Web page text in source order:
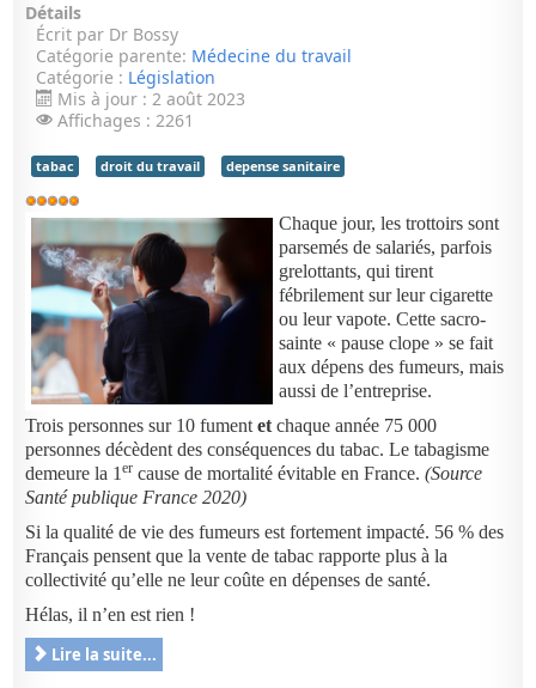
Détails
Écrit par Dr Bossy
Catégorie parente: Médecine du travail
Catégorie : Législation
Mis à jour : 2 août 2023
Affichages : 2261
tabac droit du travail depense sanitaire
Vote
utilisateur:5/5
Chaque jour, les trottoirs sont
parsemés de salariés, parfois
grelottants, qui tirent
fébrilement sur leur cigarette
ou leur vapote.Cette sacro-
sainte « pause clope » se fait
aux dépens des fumeurs, mais
aussi de l’entreprise.
Trois personnes sur 10 fumentet chaque année 75 000
personnes décèdent des conséquences du tabac. Le tabagisme
demeure la 1er cause de mortalité évitable en France.(Source
Santé publique France 2020)
Si la qualité de vie des fumeurs est fortement impacté. 56 % des
Français pensent que la vente de tabac rapporte plus à la
collectivité qu’elle ne leur coûte en dépenses de santé.
Hélas, il n’en est rien !
Lire la suite...